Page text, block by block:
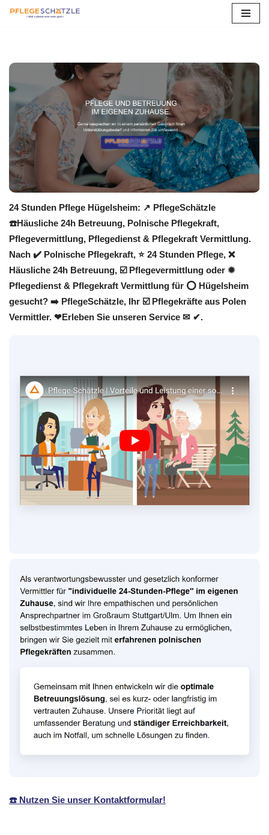
springen
24 Stunden Pflege Hügelsheim: ↗️ PflegeSchätzle
☎️Häusliche 24h Betreuung, Polnische Pflegekraft,
Pflegevermittlung, Pflegedienst & Pflegekraft Vermittlung.
Nach ✔️ Polnische Pflegekraft, ⭐ 24 Stunden Pflege, ❌
Häusliche 24h Betreuung, ☑️ Pflegevermittlung oder ✹
Pflegedienst & Pflegekraft Vermittlung für ⭕ Hügelsheim
gesucht? ➡️ PflegeSchätzle, Ihr ☑️ Pflegekräfte aus Polen
Vermittler. ❤Erleben Sie unseren Service ✉ ✔.
☎️ Nutzen Sie unser Kontaktformular!